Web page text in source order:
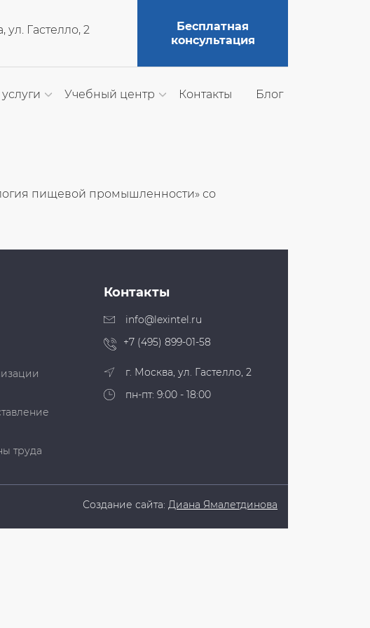
ул. Гастелло, 2
Бесплатная
консультация
Учебный центр Контакты Блог
пищевой промышленности» со
труда
Контакты
info@lexintel.ru
+7 (495) 899-01-58
г. Москва, ул. Гастелло, 2
пн-пт: 9:00 - 18:00
Создание сайта: Диана Ямалетдинова